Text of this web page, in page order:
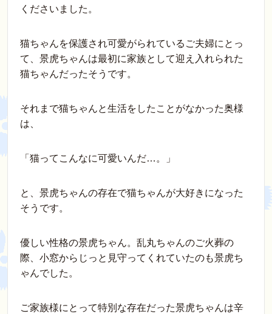
くださいました。
猫ちゃんを保護され可愛がられているご夫婦にとっ
て、景虎ちゃんは最初に家族として迎え入れられた
猫ちゃんだったそうです。
それまで猫ちゃんと生活をしたことがなかった奥様
は、
「猫ってこんなに可愛いんだ…。」
と、景虎ちゃんの存在で猫ちゃんが大好きになった
そうです。
優しい性格の景虎ちゃん。乱丸ちゃんのご火葬の
際、小窓からじっと見守ってくれていたのも景虎ち
ゃんでした。
ご家族様にとって特別な存在だった景虎ちゃんは辛